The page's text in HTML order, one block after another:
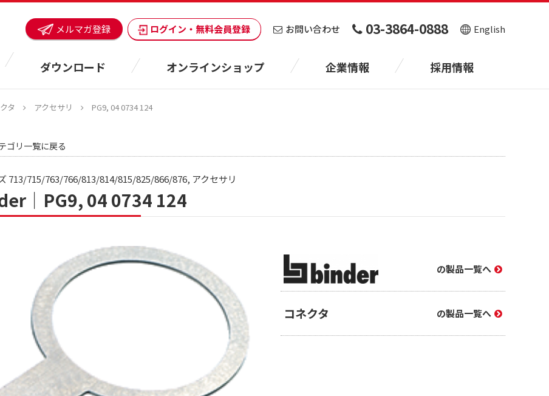
メルマガ登録 ログイン・無料会員登録 お問い合わせ 03-3864-0888 English
ダウンロード オンラインショップ 企業情報 採用情報
タ アクセサリ PG9, 04 0734 124
ゴリ一覧に戻る
713/715/763/766/813/814/815/825/866/876, アクセサリ
｜PG9, 04 0734 124
の製品一覧へ
コネクタ の製品一覧へ